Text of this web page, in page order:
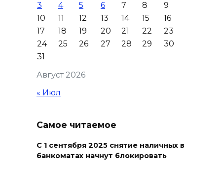
Юрий Слюсарь поздравил
донских строителей с
профессиональным
праздником и вручил
кирпичей
Август 2026
3
4 5 6 7 8
9
10
11 12 13 14 15
16
17
18 19 20 21 22
23
24
25 26 27 28 29
30
31
« Июл
Самое читаемое
С 1 сентября 2025 снятие наличных в
банкоматах начнут блокировать